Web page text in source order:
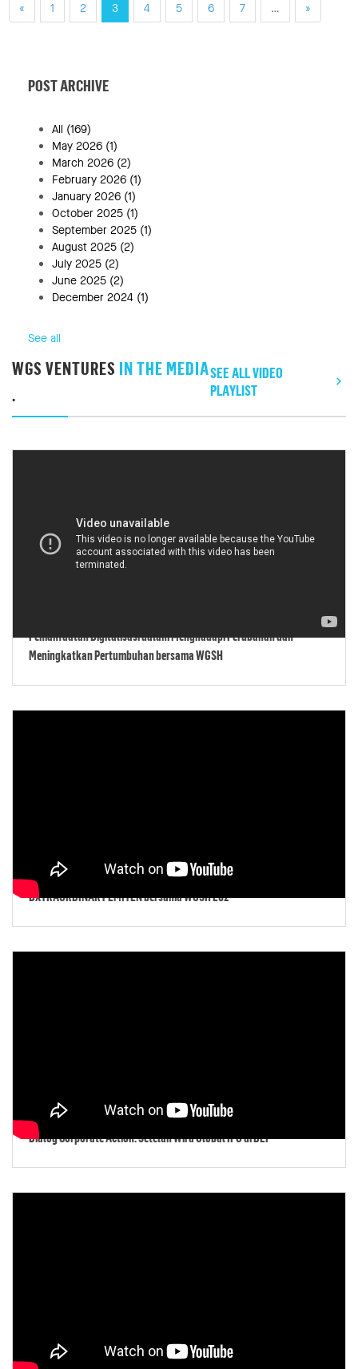
« 1 2 3 4 5 6 7 … »
POST ARCHIVE
All (169)
May 2026 (1)
March 2026 (2)
February 2026 (1)
January 2026 (1)
October 2025 (1)
September 2025 (1)
August 2025 (2)
July 2025 (2)
June 2025 (2)
December 2024 (1)
See all
WGS VENTURES IN THE MEDIA
.
SEE ALL VIDEO
PLAYLIST
Pemanfaatan Digitalisasi dalam Menghadapi Perubahan dan
Meningkatkan Pertumbuhan bersama WGSH
DXTRAORDINARY EMITEN bersama WGSH E02
Dialog Corporate Action: Setelah Wira Global IPO di BEI